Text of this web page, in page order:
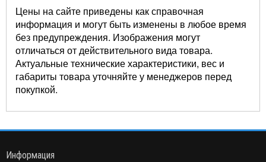
Цены на сайте приведены как справочная
информация и могут быть изменены в любое время
без предупреждения. Изображения могут
отличаться от действительного вида товара.
Актуальные технические характеристики, вес и
габариты товара уточняйте у менеджеров перед
покупкой.
Информация